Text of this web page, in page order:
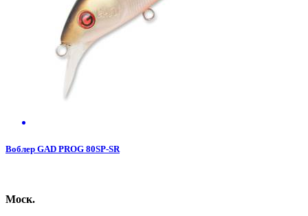
Воблер GAD PROG 80SP-SR
Моск.